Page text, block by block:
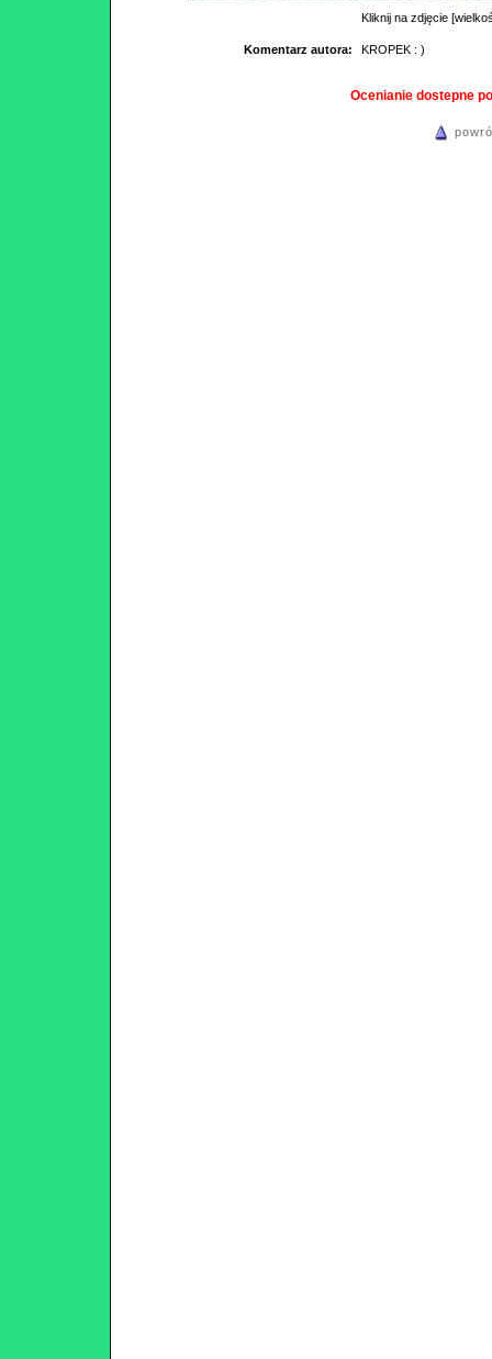
Kliknij na zdjęcie
Komentarz autora: KROPEK : )
Ocenianie dostepne